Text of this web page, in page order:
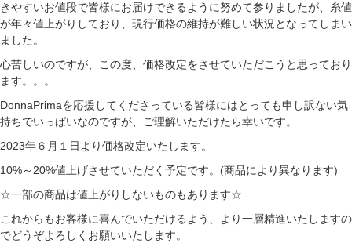
きやすいお値段で皆様にお届けできるように努めて参りましたが、糸値
が年々値上がりしており、現行価格の維持が難しい状況となってしまい
ました。
心苦しいのですが、この度、価格改定をさせていただこうと思っており
ます。。。
DonnaPrimaを応援してくださっている皆様にはとっても申し訳ない気
持ちでいっぱいなのですが、ご理解いただけたら幸いです。
2023年６月１日より価格改定いたします。
10%～20%値上げさせていただく予定です。(商品により異なります)
☆一部の商品は値上がりしないものもあります☆
これからもお客様に喜んでいただけるよう、より一層精進いたしますの
でどうぞよろしくお願いいたします。